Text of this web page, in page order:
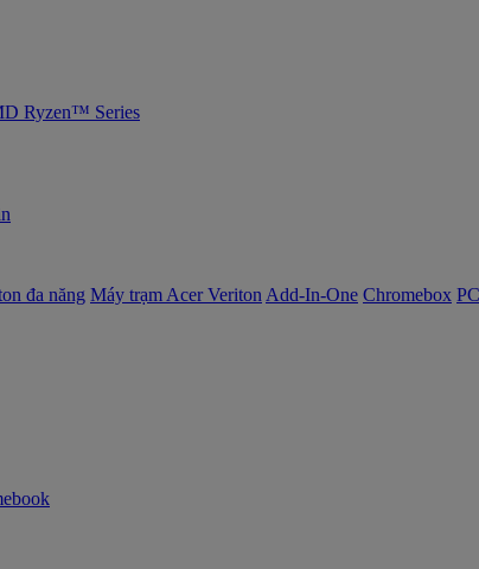
Ryzen™ Series
đa năng Máy trạm Acer Veriton Add-In-One Chromebox